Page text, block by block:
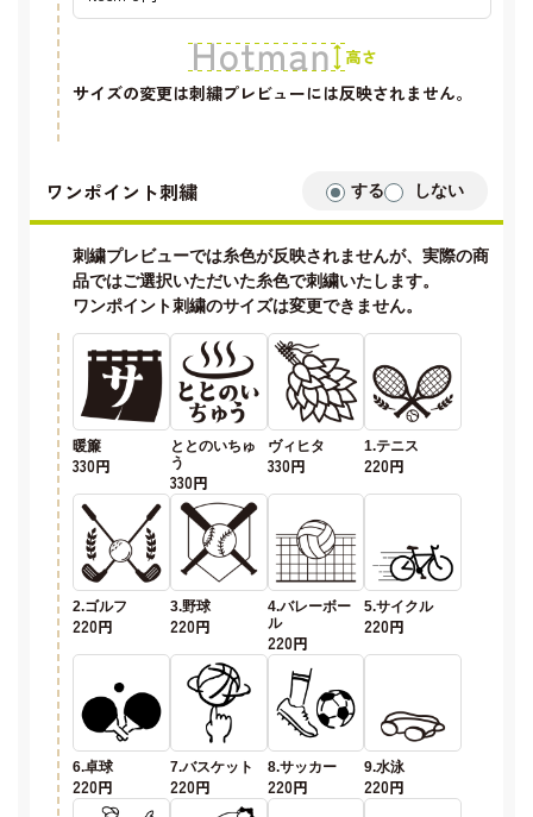
サイズの変更は刺繍プレビューには反映されません。
ワンポイント刺繍 する しない
刺繍プレビューでは糸色が反映されませんが、実際の商
品ではご選択いただいた糸色で刺繍いたします。
ワンポイント刺繍のサイズは変更できません。
暖簾
330円
ととのいちゅ
う
330円
ヴィヒタ
330円
1.テニス
220円
2.ゴルフ
220円
3.野球
220円
4.バレーボー
ル
220円
5.サイクル
220円
6.卓球
220円
7.バスケット
220円
8.サッカー
220円
9.水泳
220円